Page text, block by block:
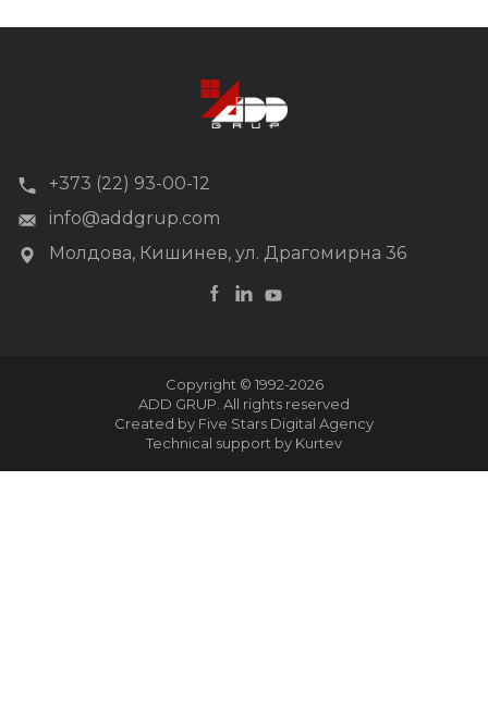
+373 (22) 93-00-12
info@addgrup.com
Молдова, Кишинев, ул. Драгомирна 36
Copyright © 1992-2026
ADD GRUP. All rights reserved
Created by Five Stars Digital Agency
Technical support by Kurtev